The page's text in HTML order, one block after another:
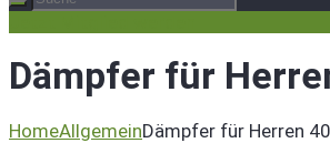
Dämpfer für
HomeAllgemeinDämpfer für Herren 40